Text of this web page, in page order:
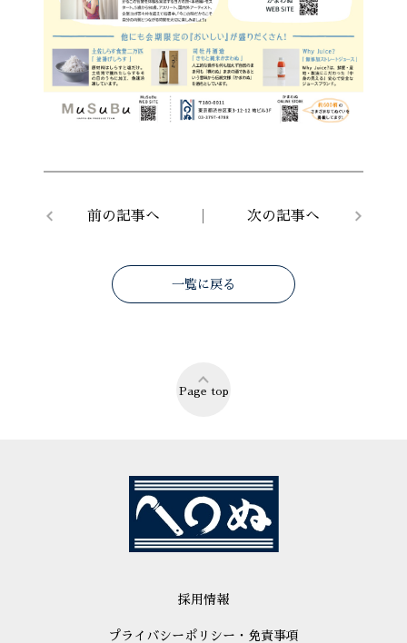
前の記事へ 次の記事へ
一覧に戻る
Page top
採用情報
プライバシーポリシー・免責事項